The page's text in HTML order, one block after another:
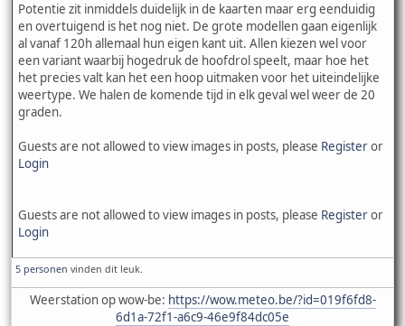
Potentie zit inmiddels duidelijk in de kaarten maar erg eenduidig
en overtuigend is het nog niet. De grote modellen gaan eigenlijk
al vanaf 120h allemaal hun eigen kant uit. Allen kiezen wel voor
een variant waarbij hogedruk de hoofdrol speelt, maar hoe het
het precies valt kan het een hoop uitmaken voor het uiteindelijke
weertype. We halen de komende tijd in elk geval wel weer de 20
graden.
Guests are not allowed to view images in posts, please Registeror
Login
Guests are not allowed to view images in posts, please Registeror
Login
5 personen vinden dit leuk.
Weerstation op wow-be: https://wow.meteo.be/?id=019f6fd8-
6d1a-72f1-a6c9-46e9f84dc05e